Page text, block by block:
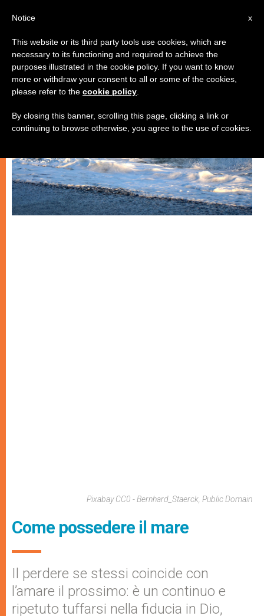
SPIRITUALITÀ E PREGHIERA
Pixabay CC0 - Bernhard_Staerck, Public Domain
Come possedere il mare
Il perdere se stessi coincide con
l’amare il prossimo: è un continuo e
ripetuto tuffarsi nella fiducia in Dio,
x
Notice
This website or its third party tools use cookies, which are
necessary to its functioning and required to achieve the
purposes illustrated in the cookie policy. If you want to know
more or withdraw your consent to all or some of the cookies,
please refer to the cookie policy
By closing this banner, scrolling this page, clicking a link or
continuing to browse otherwise, you agree to the use of cookies.